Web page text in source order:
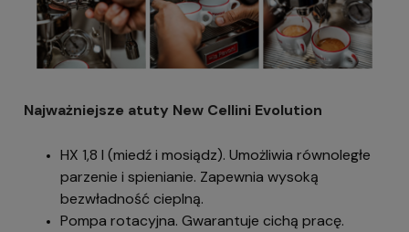
Najważniejsze atuty New Cellini Evolution
HX 1,8 l (miedź i mosiądz). Umożliwia równoległe
parzenie i spienianie. Zapewnia wysoką
bezwładność cieplną.
Pompa rotacyjna. Gwarantuje cichą pracę.